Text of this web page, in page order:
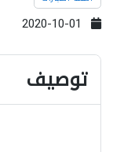
توصيف